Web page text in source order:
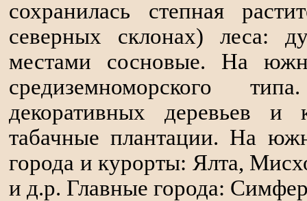
сохранилась степная
северных склонах) леса:
местами сосновые. На
средиземноморского
декоративных деревьев и
табачные плантации. На
города и курорты: Ялта,
и д.р. Главные города: